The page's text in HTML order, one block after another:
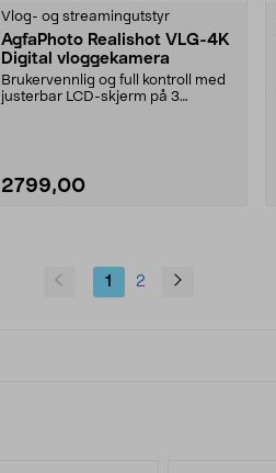
Vlog- og streamingutstyr
AgfaPhoto Realishot VLG-4K
Digital vloggekamera
Brukervennlig og full kontroll med
justerbar LCD-skjerm på 3
2799,00
1 2